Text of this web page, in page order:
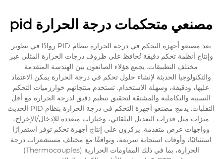
مصنعي متحكمات درجة الحرارة pid
يعد مصنعو أجهزة التحكم في درجة الحرارة بنظام PID روادًا في تطوير
وإنتاج أنظمة تحكم دقيقة تُحافظ على ظروف درجات الحرارة المثلى عبر
مختلف التطبيقات. يجمع هؤلاء الصانعون بين الهندسة المتقدمة
والتكنولوجيا الحديثة لإنشاء حلول تحكم في درجة الحرارة يمكن الاعتماد
عليها، ودقيقة، وسهلة الاستخدام. تستخدم منتجاتهم خوارزميات التحكم
النسبية والتكاملية والمشتقة لتحقيق تنظيم دقيق لدرجة الحرارة مع أقل
التقلبات. يدمج مصنعو أجهزة التحكم في درجة الحرارة بنظام PID الحديث
ميزات مثل قدرات التعديل التلقائي، وخيارات متعددة للإدخال/الإخراج،
وواجهات عرض متقدمة. يركزون على إنتاج أجهزة تحكم توفر استقرارًا
استثنائيًا، وأوقات استجابة سريعة، وتوافقًا مع مختلف مستشعرات درجة
الحرارة، بما في ذلك المقاومات الحرارية (Thermocouples)